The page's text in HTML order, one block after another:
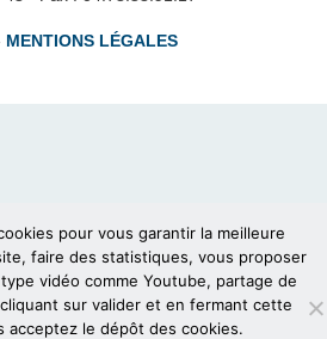
MENTIONS LÉGALES
pour vous garantir la meilleure
faire des statistiques, vous proposer
vidéo comme Youtube, partage de
sur valider et en fermant cette
acceptez le dépôt des cookies.